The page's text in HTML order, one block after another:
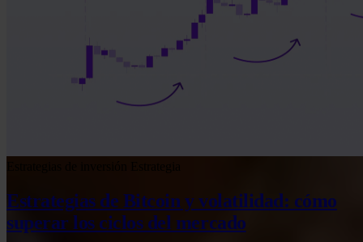
Estrategias de Bitcoin y volatilidad: cómo
superar los ciclos del mercado